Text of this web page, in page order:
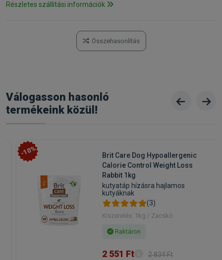
Részletes szállítási információk
Összehasonlítás
Válogasson hasonló
termékeink közül!
-10%
Brit Care Dog Hypoallergenic
Calorie Control Weight Loss
Rabbit 1kg
kutyatáp hízásra hajlamos
kutyáknak
(3)
Kiszerelés: 1kg / Zacskó
Raktáron
2 551 Ft 2 834 Ft